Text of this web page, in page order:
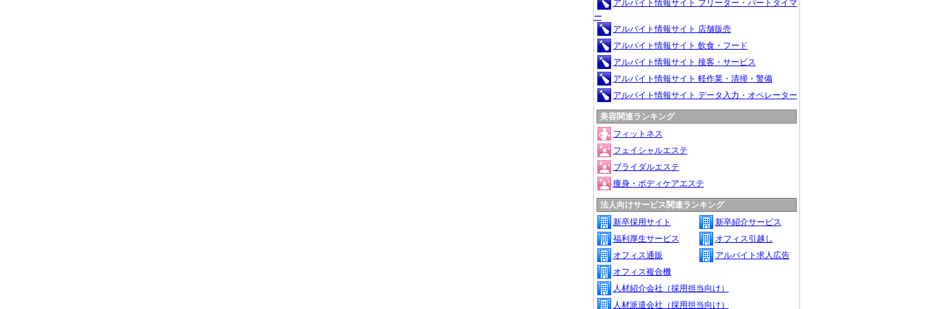
アルバイト情報サイト フリーター・パートタイマ
ー
アルバイト情報サイト 店舗販売
アルバイト情報サイト 飲食・フード
アルバイト情報サイト 接客・サービス
アルバイト情報サイト 軽作業・清掃・警備
アルバイト情報サイト データ入力・オペレーター
美容関連ランキング
フィットネス
フェイシャルエステ
ブライダルエステ
痩身・ボディケアエステ
法人向けサービス関連ランキング
新卒採用サイト
福利厚生サービス
オフィス通販
オフィス複合機
新卒紹介サービス
オフィス引越し
アルバイト求人広告
人材紹介会社（採用担当向け）
人材派遣会社（採用担当向け）